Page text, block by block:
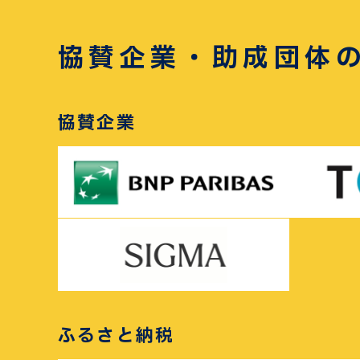
協賛企業・助成団体
協賛企業
ふるさと納税